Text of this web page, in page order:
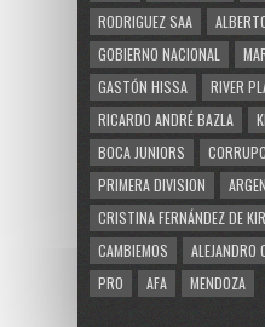
RODRIGUEZ SAA
GOBIERNO NACIONAL
GASTÓN HISSA
RIVER
RICARDO ANDRÉ BAZLA
BOCA JUNIORS
PRIMERA DIVISION
CRISTINA FERNÁNDEZ DE
CAMBIEMOS
ALEJANDRO
PRO
AFA MENDOZA